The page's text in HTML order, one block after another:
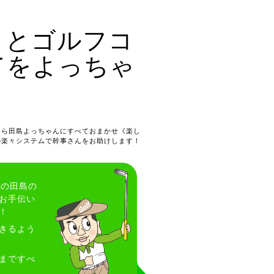
ゴルフコ
よっちゃ
田島よっちゃんにすべておまかせ《楽し
々システムで幹事さんをお助けします！
田島の
手伝い
るよう
ですべ